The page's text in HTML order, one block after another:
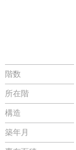
階数
所在階
構造
築年月